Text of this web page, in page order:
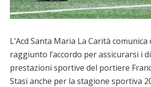
L’Acd Santa Maria La Carità comunica
raggiunto l’accordo per assicurarsi i
prestazioni sportive del portiere
Stasi anche per la stagione sportiva